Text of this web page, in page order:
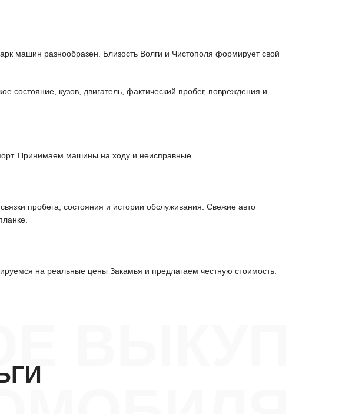
машин разнообразен. Близость Волги и Чистополя формирует свой
кузов, двигатель, фактический пробег, повреждения и
Принимаем машины на ходу и неисправные.
пробега, состояния и истории обслуживания. Свежие авто
на реальные цены Закамья и предлагаем честную стоимость.